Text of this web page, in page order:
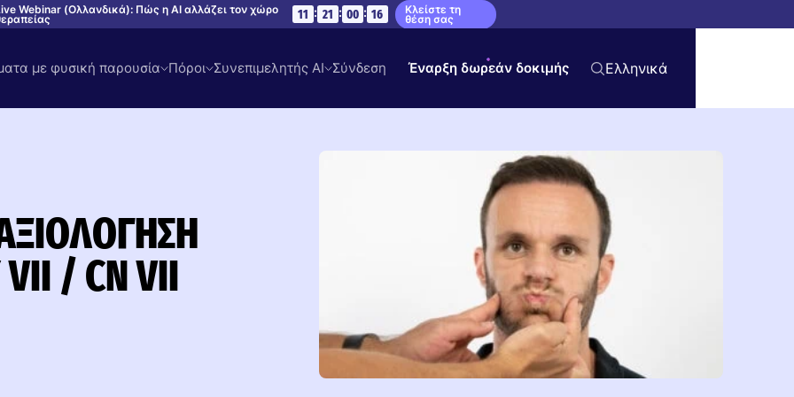
Webinar (Ολλανδικά): Πώς η AI αλλάζει τον χώρο 11 : 21 : 00 : 15 Κλείστε τη
θέση σας
με φυσική παρουσία Πόροι Συνεπιμελητής AI Σύνδεση Έναρξη δωρεάν δοκιμής Ελληνικά
/ CN VII